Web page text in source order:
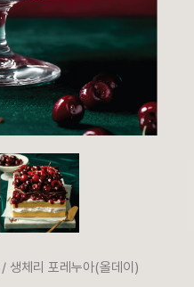
생체리 포레누아(올데이)